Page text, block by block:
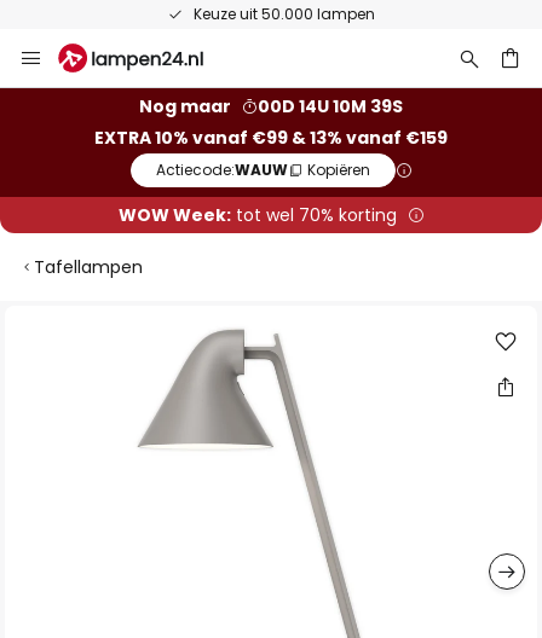
Keuze uit 50.000 lampen
naar
Nog maar
00D 14U 10M 38S
EXTRA 10% vanaf €99 & 13% vanaf €159
Actiecode:WAUW Kopiëren
WOW Week:tot wel 70% korting
Tafellampen